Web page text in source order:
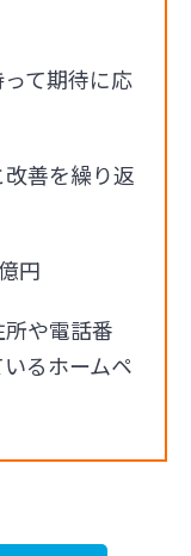
て期待に応
善を繰り返
円
や電話番
るホームペ